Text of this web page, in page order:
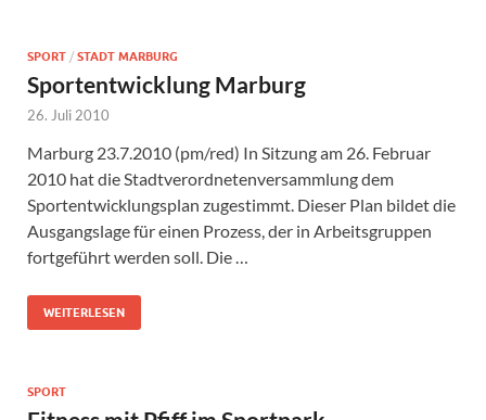
SPORT / STADT MARBURG
Sportentwicklung Marburg
26. Juli 2010
Marburg 23.7.2010 (pm/red) In Sitzung am 26. Februar
2010 hat die Stadtverordnetenversammlung dem
Sportentwicklungsplan zugestimmt. Dieser Plan bildet die
Ausgangslage für einen Prozess, der in Arbeitsgruppen
fortgeführt werden soll. Die …
WEITERLESEN
SPORT